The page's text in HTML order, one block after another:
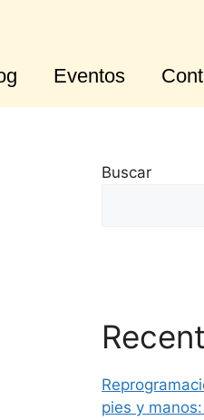
Eventos
Buscar
pies y